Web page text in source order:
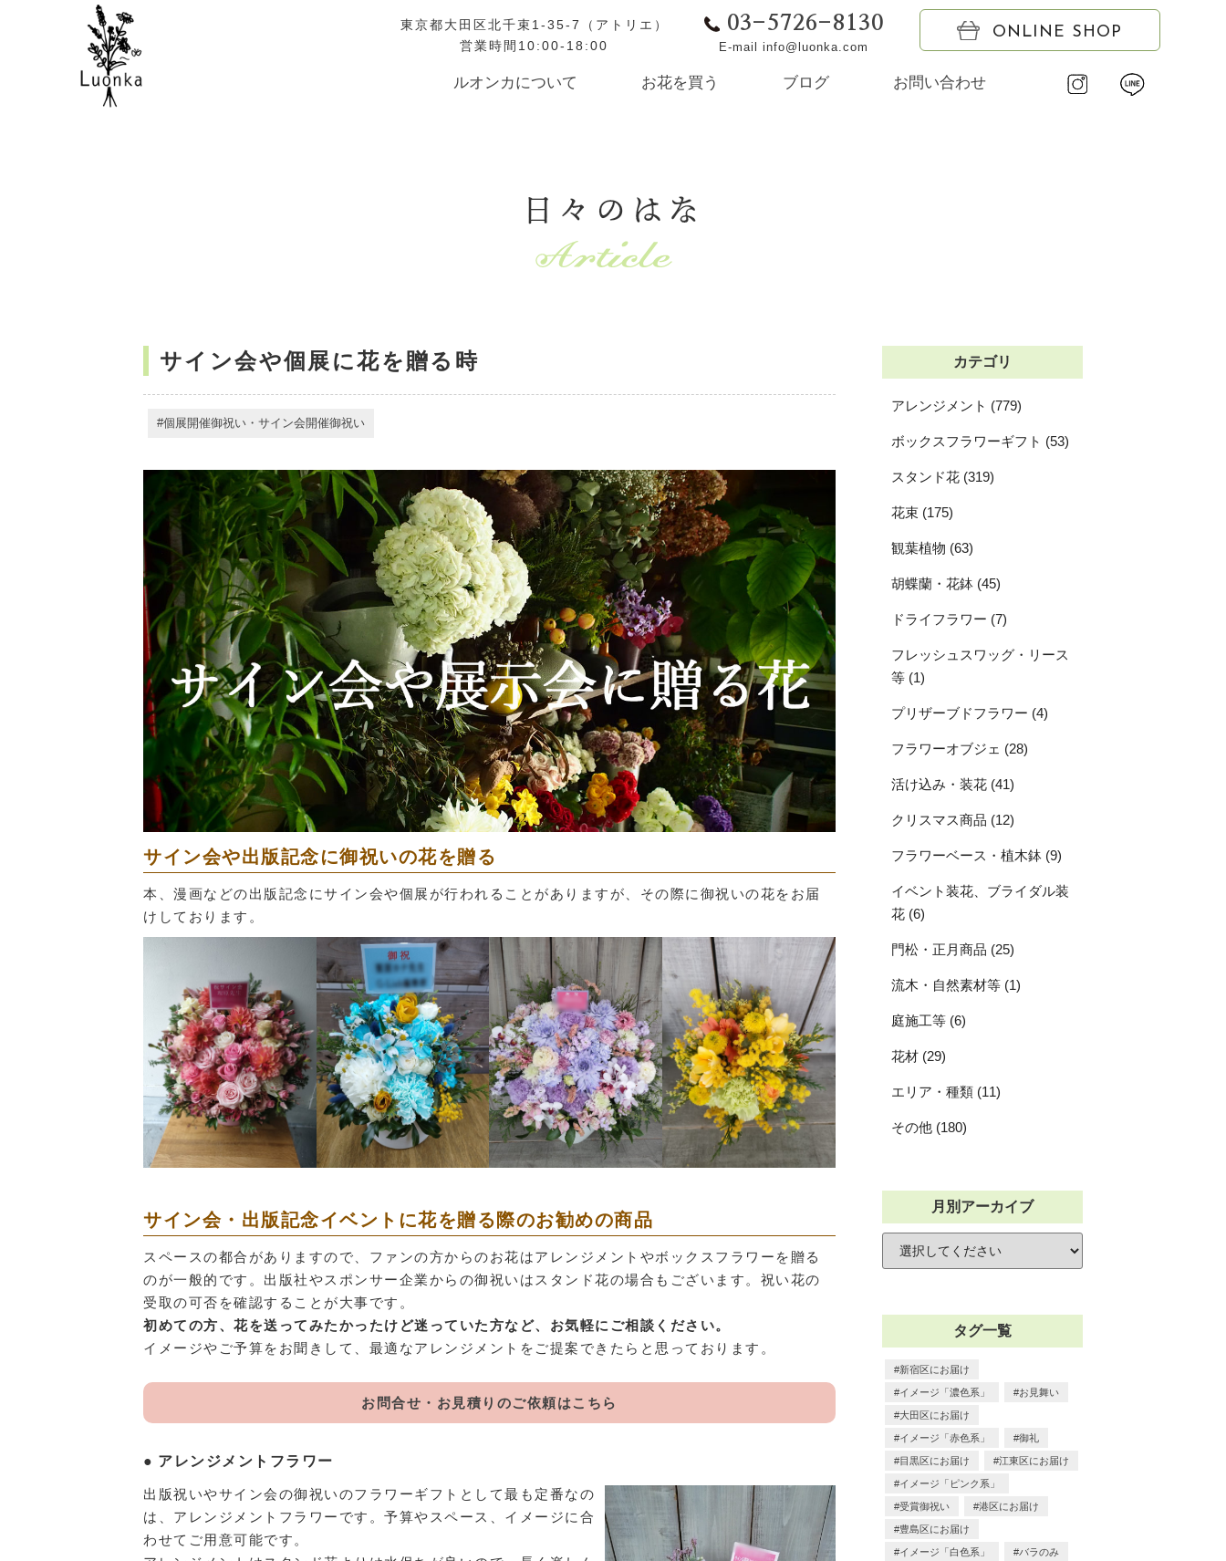
東京都大田区北千束1-35-7（アトリエ）
営業時間10:00-18:00
03-5726-8130
E-mail info@luonka.com
ONLINE SHOP
ルオンカについて お花を買う ブログ お問い合わせ
日々のはな
サイン会や個展に花を贈る時
個展開催御祝い・サイン会開催御祝い
サイン会や出版記念に御祝いの花を贈る
本、漫画などの出版記念にサイン会や個展が行われることがありますが、その際に御祝いの花をお届
けしております。
サイン会・出版記念イベントに花を贈る際のお勧めの商品
スペースの都合がありますので、ファンの方からのお花はアレンジメントやボックスフラワーを贈る
のが一般的です。出版社やスポンサー企業からの御祝いはスタンド花の場合もございます。祝い花の
受取の可否を確認することが大事です。
初めての方、花を送ってみたかったけど迷っていた方など、お気軽にご相談ください。
イメージやご予算をお聞きして、最適なアレンジメントをご提案できたらと思っております。
お問合せ・お見積りのご依頼はこちら
アレンジメントフラワー
出版祝いやサイン会の御祝いのフラワーギフトとして最も定番なの
は、アレンジメントフラワーです。予算やスペース、イメージに合
わせてご用意可能です。
カテゴリ
アレンジメント (779)
ボックスフラワーギフト (53)
スタンド花 (319)
花束 (175)
観葉植物 (63)
胡蝶蘭・花鉢 (45)
ドライフラワー (7)
フレッシュスワッグ・リース
等 (1)
プリザーブドフラワー (4)
フラワーオブジェ (28)
活け込み・装花 (41)
クリスマス商品 (12)
フラワーベース・植木鉢 (9)
イベント装花、ブライダル装
花 (6)
門松・正月商品 (25)
流木・自然素材等 (1)
庭施工等 (6)
花材 (29)
エリア・種類 (11)
その他 (180)
月別アーカイブ
タグ一覧
新宿区にお届け
イメージ「濃色系」 お見舞い
大田区にお届け
イメージ「赤色系」 御礼
目黒区にお届け 江東区にお届け
イメージ「ピンク系」
受賞御祝い 港区にお届け
豊島区にお届け
イメージ「白色系」 バラのみ